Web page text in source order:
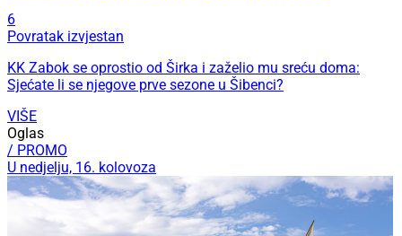
6
Povratak izvjestan
KK Zabok se oprostio od Širka i zaželio mu sreću doma:
Sjećate li se njegove prve sezone u Šibenci?
VIŠE
Oglas
/ PROMO
U nedjelju, 16. kolovoza